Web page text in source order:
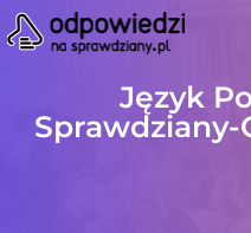
Język